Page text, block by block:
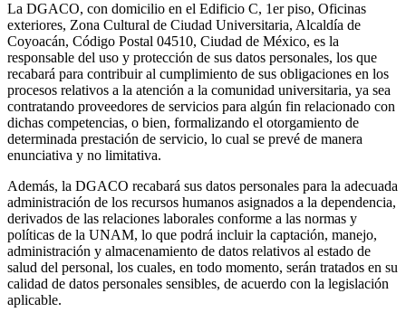
La DGACO, con domicilio en el Edificio C, 1er piso, Oficinas
exteriores, Zona Cultural de Ciudad Universitaria, Alcaldía de
Coyoacán, Código Postal 04510, Ciudad de México, es la
responsable del uso y protección de sus datos personales, los que
recabará para contribuir al cumplimiento de sus obligaciones en los
procesos relativos a la atención a la comunidad universitaria, ya sea
contratando proveedores de servicios para algún fin relacionado con
dichas competencias, o bien, formalizando el otorgamiento de
determinada prestación de servicio, lo cual se prevé de manera
enunciativa y no limitativa.
Además, la DGACO recabará sus datos personales para la adecuada
administración de los recursos humanos asignados a la dependencia,
derivados de las relaciones laborales conforme a las normas y
políticas de la UNAM, lo que podrá incluir la captación, manejo,
administración y almacenamiento de datos relativos al estado de
salud del personal, los cuales, en todo momento, serán tratados en su
calidad de datos personales sensibles, de acuerdo con la legislación
aplicable.